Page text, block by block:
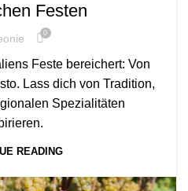
Festen
0
Feste bereichert: Von
Lass dich von Tradition,
Spezialitäten
READING